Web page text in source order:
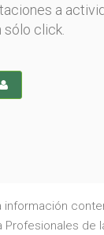
a
sólo click.
información
de